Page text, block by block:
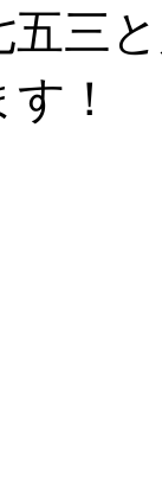
五三
す！